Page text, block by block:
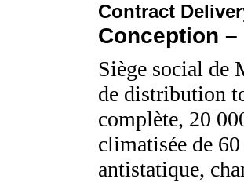
Contract
Conception
Siège social de
de distribution
complète, 20
climatisée de
antistatique,